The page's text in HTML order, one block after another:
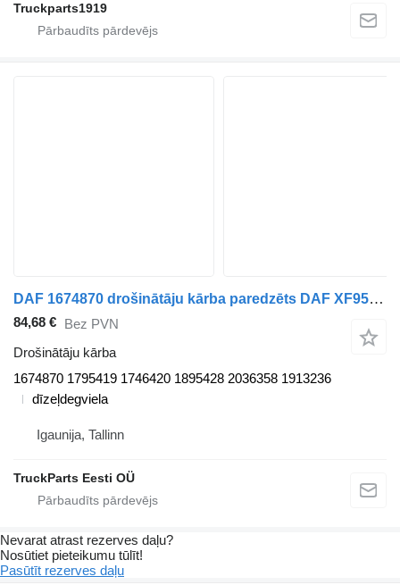
Truckparts1919
DAF 1674870 drošinātāju kārba paredzēts DAF XF95, XF105 (2001-2014) vilcēja
84,68 € Bez PVN
Drošinātāju kārba
1674870 1795419 1746420 1895428 2036358 1913236
dīzeļdegviela
Igaunija, Tallinn
TruckParts Eesti OÜ
Nevarat atrast rezerves daļu?
Nosūtiet pieteikumu tūlīt!
Pasūtīt rezerves daļu